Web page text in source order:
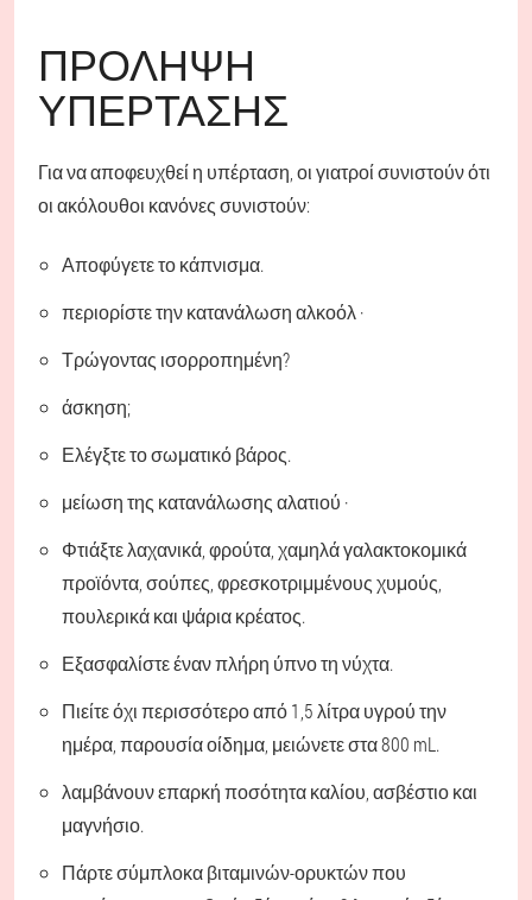
ΠΡΌΛΗΨΗ
ΥΠΈΡΤΑΣΗΣ
Για να αποφευχθεί η υπέρταση, οι γιατροί συνιστούν ότι
οι ακόλουθοι κανόνες συνιστούν:
Αποφύγετε το κάπνισμα.
περιορίστε την κατανάλωση αλκοόλ ·
Τρώγοντας ισορροπημένη?
άσκηση;
Ελέγξτε το σωματικό βάρος.
μείωση της κατανάλωσης αλατιού ·
Φτιάξτε λαχανικά, φρούτα, χαμηλά γαλακτοκομικά
προϊόντα, σούπες, φρεσκοτριμμένους χυμούς,
πουλερικά και ψάρια κρέατος.
Εξασφαλίστε έναν πλήρη ύπνο τη νύχτα.
Πιείτε όχι περισσότερο από 1,5 λίτρα υγρού την
ημέρα, παρουσία οίδημα, μειώνετε στα 800 mL.
λαμβάνουν επαρκή ποσότητα καλίου, ασβέστιο και
μαγνήσιο.
Πάρτε σύμπλοκα βιταμινών-ορυκτών που